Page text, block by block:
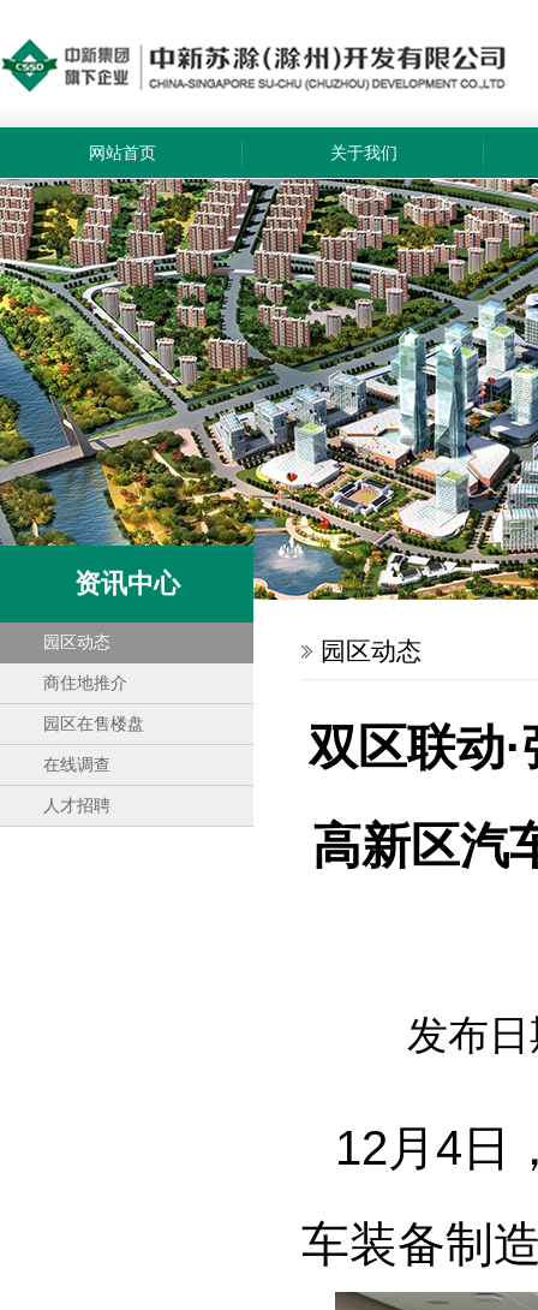
网站首页 关于我们
资讯中心
园区动态
商住地推介
园区在售楼盘
在线调查
人才招聘
园区动态
双区联动
高新区汽
发布
12月4日
车装备制